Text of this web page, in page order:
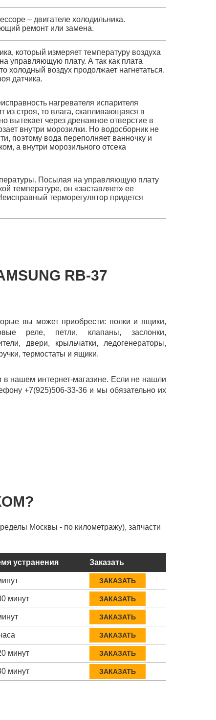
– двигателе холодильника.
ремонт или замена.
который измеряет температуру воздуха
управляющую плату. А так как плата
холодный воздух продолжает нагнетаться.
датчика.
нагревателя испарителя
из строя, то влага, скапливающаяся в
вытекает через дренажное отверстие в
внутри морозилки. Но водосборник не
поэтому вода переполняет ванночку и
а внутри морозильного отсека
Посылая на управляющую плату
температуре, он «заставляет» ее
терморегулятор придется
RB-37
вы может приобрести: полки и ящики,
реле, петли, клапаны, заслонки,
двери, крыльчатки, ледогенераторы,
термостаты и ящики.
нашем интернет-магазине. Если не нашли
+7(925)506-33-36 и мы обязательно их
Москвы - по километражу), запчасти
устранения Заказать
ЗАКАЗАТЬ
минут ЗАКАЗАТЬ
ЗАКАЗАТЬ
ЗАКАЗАТЬ
минут ЗАКАЗАТЬ
минут ЗАКАЗАТЬ